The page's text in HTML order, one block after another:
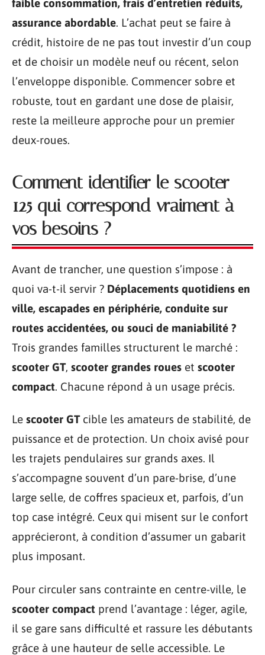
faible consommation, frais d’entretien réduits,
assurance abordable. L’achat peut se faire à
crédit, histoire de ne pas tout investir d’un coup
et de choisir un modèle neuf ou récent, selon
l’enveloppe disponible. Commencer sobre et
robuste, tout en gardant une dose de plaisir,
reste la meilleure approche pour un premier
deux-roues.
Comment identifier le scooter
125 qui correspond vraiment à
vos besoins ?
Avant de trancher, une question s’impose : à
quoi va-t-il servir ? Déplacements quotidiens en
ville, escapades en périphérie, conduite sur
routes accidentées, ou souci de maniabilité ?
Trois grandes familles structurent le marché :
scooter GT, scooter grandes roues et scooter
compact. Chacune répond à un usage précis.
Le scooter GTcible les amateurs de stabilité, de
puissance et de protection. Un choix avisé pour
les trajets pendulaires sur grands axes. Il
s’accompagne souvent d’un pare-brise, d’une
large selle, de coffres spacieux et, parfois, d’un
top case intégré. Ceux qui misent sur le confort
apprécieront, à condition d’assumer un gabarit
plus imposant.
Pour circuler sans contrainte en centre-ville, le
scooter compact prend l’avantage : léger, agile,
il se gare sans difficulté et rassure les débutants
grâce à une hauteur de selle accessible. Le